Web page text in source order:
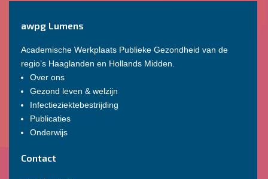
awpg Lumens
Academische Werkplaats Publieke Gezondheid van de
regio’s Haaglanden en Hollands Midden.
Over ons
Gezond leven & welzijn
Infectieziektebestrijding
Publicaties
Onderwijs
Contact